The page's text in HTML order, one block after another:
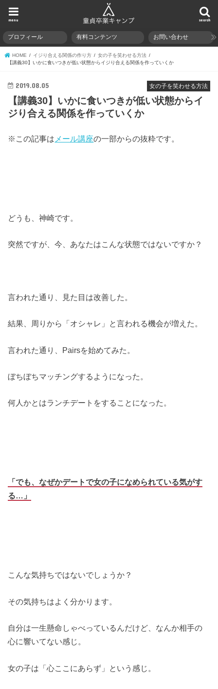
search
menu
プロフィール 有料コンテンツ お問い合わせ
HOME イジり合える関係の作り方
女の子を笑わせる方法
【講義30】いかに食いつきが低い状態からイジり合える関係を作っていくか
女の子を笑わせる方法
2019.08.05
【講義30】いかに食いつきが低い状態からイ
ジり合える関係を作っていくか
※この記事は メール講座の一部からの抜粋です。
どうも、神崎です。
突然ですが、今、あなたはこんな状態ではないですか？
言われた通り、見た目は改善した。
結果、周りから「オシャレ」と言われる機会が増えた。
言われた通り、Pairsを始めてみた。
ぼちぼちマッチングするようになった。
何人かとはランチデートをすることになった。
「でも、なぜかデートで女の子になめられている気がす
る…」
こんな気持ちではないでしょうか？
その気持ちはよく分かります。
自分は一生懸命しゃべっているんだけど、なんか相手の
心に響いてない感じ。
女の子は「心ここにあらず」という感じ。